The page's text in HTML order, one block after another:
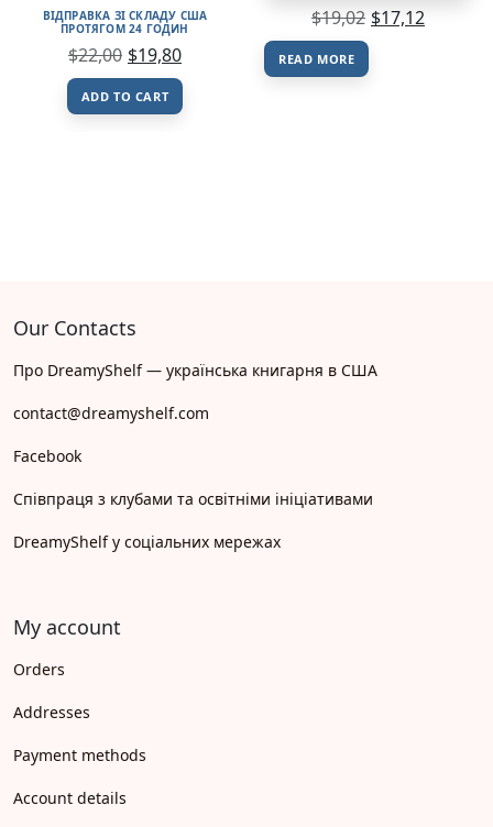
ВІДПРАВКА ЗІ СКЛАДУ США
ПРОТЯГОМ 24 ГОДИН
$22,00 $19,80
ADD TO CART
$19,02 $17,12
READ MORE
Our Contacts
Про DreamyShelf — українська книгарня в США
contact@dreamyshelf.com
Facebook
Співпраця з клубами та освітніми ініціативами
DreamyShelf у соціальних мережах
My account
Orders
Addresses
Payment methods
Account details